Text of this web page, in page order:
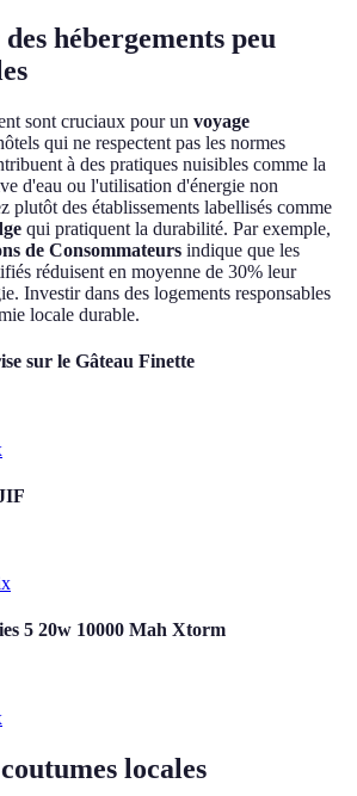
hébergements peu
sont cruciaux pour un voyage
qui ne respectent pas les normes
à des pratiques nuisibles comme la
d'eau ou l'utilisation d'énergie non
plutôt des établissements labellisés comme
qui pratiquent la durabilité. Par exemple,
de Consommateurs indique que les
réduisent en moyenne de 30% leur
Investir dans des logements responsables
locale durable.
sur le Gâteau Finette
5 20w 10000 Mah Xtorm
locales